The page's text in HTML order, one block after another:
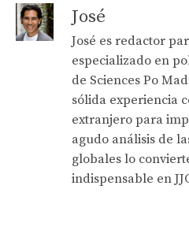
José
José es redactor
especializado en
de Sciences Po
sólida experiencia
extranjero para
agudo análisis de
globales lo
indispensable en